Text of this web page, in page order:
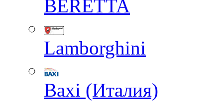
BERETTA
Lamborghini
Baxi (Италия)